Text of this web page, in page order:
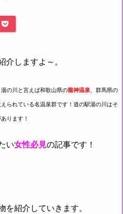
しますよ～。
の川と言えば和歌山県の龍神温泉 、群馬県の
えられている名温泉群です！道の駅湯の川はそ
ります！
い女性必見の記事です！
紹介していきます。